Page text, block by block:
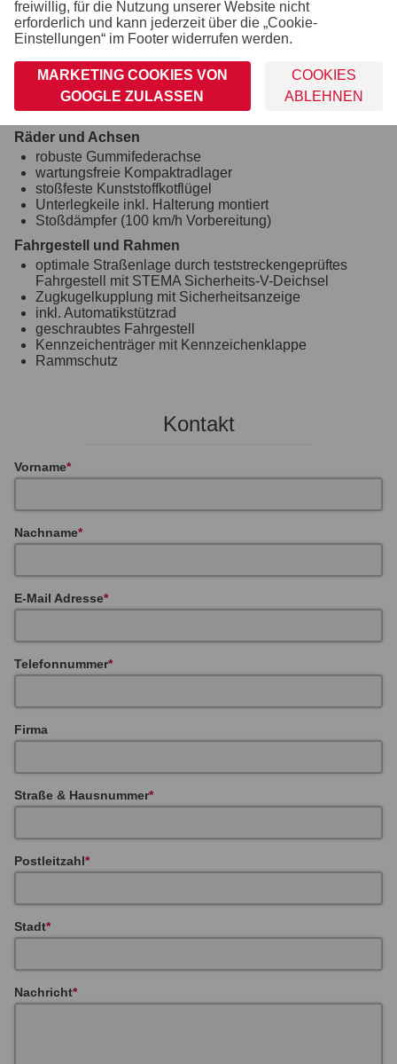
abschließbarer Drehstangenverschluss
Rangiergriff
8 Ringschrauben im Aluprofil integriert (variabel
verstellbar)
Räder und Achsen
robuste Gummifederachse
wartungsfreie Kompaktradlager
stoßfeste Kunststoffkotflügel
Unterlegkeile inkl. Halterung montiert
Stoßdämpfer (100 km/h Vorbereitung)
Fahrgestell und Rahmen
optimale Straßenlage durch teststreckengeprüftes
Fahrgestell mit STEMA Sicherheits-V-Deichsel
Zugkugelkupplung mit Sicherheitsanzeige
inkl. Automatikstützrad
geschraubtes Fahrgestell
Kennzeichenträger mit Kennzeichenklappe
Rammschutz
Kontakt
Vorname
Nachname
E-Mail Adresse
Telefonnummer
Firma
Straße & Hausnummer
Postleitzahl
Stadt
Nachricht
freiwillig, für die Nutzung unserer Website nicht
erforderlich und kann jederzeit über die „Cookie-
Einstellungen“ im Footer widerrufen werden.
MARKETING COOKIES VON
GOOGLE ZULASSEN
COOKIES
ABLEHNEN